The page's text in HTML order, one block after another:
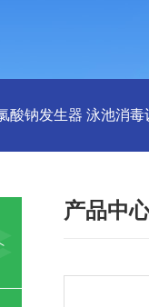
酸钠发生器 泳池消
产品中